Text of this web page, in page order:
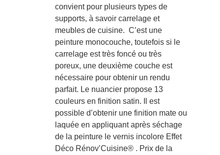
convient pour plusieurs types de
supports, à savoir carrelage et
meubles de cuisine. C’est une
peinture monocouche, toutefois si le
carrelage est très foncé ou très
poreux, une deuxième couche est
nécessaire pour obtenir un rendu
parfait. Le nuancier propose 13
couleurs en finition satin. Il est
possible d’obtenir une finition mate ou
laquée en appliquant après séchage
de la peinture le vernis incolore Effet
Déco Rénov’Cuisine® . Prix de la